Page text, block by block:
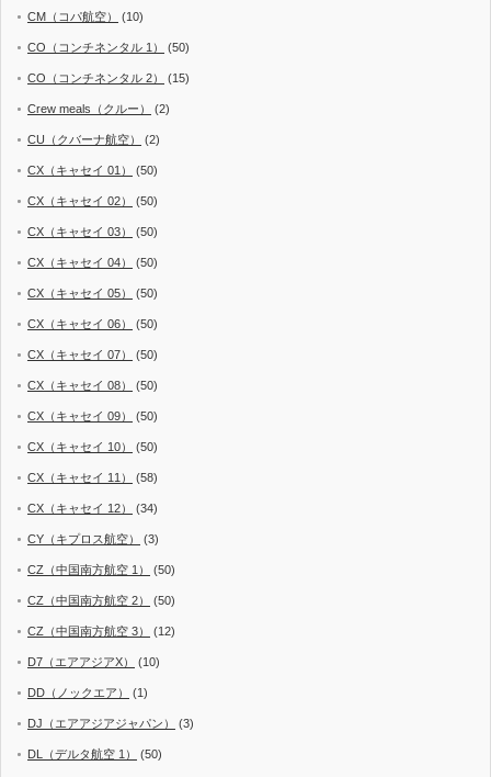
CM（コパ航空） (10)
CO（コンチネンタル 1） (50)
CO（コンチネンタル 2） (15)
Crew meals（クルー） (2)
CU（クバーナ航空） (2)
CX（キャセイ 01） (50)
CX（キャセイ 02） (50)
CX（キャセイ 03） (50)
CX（キャセイ 04） (50)
CX（キャセイ 05） (50)
CX（キャセイ 06） (50)
CX（キャセイ 07） (50)
CX（キャセイ 08） (50)
CX（キャセイ 09） (50)
CX（キャセイ 10） (50)
CX（キャセイ 11） (58)
CX（キャセイ 12） (34)
CY（キプロス航空） (3)
CZ（中国南方航空 1） (50)
CZ（中国南方航空 2） (50)
CZ（中国南方航空 3） (12)
D7（エアアジアX） (10)
DD（ノックエア） (1)
DJ（エアアジアジャパン） (3)
DL（デルタ航空 1） (50)